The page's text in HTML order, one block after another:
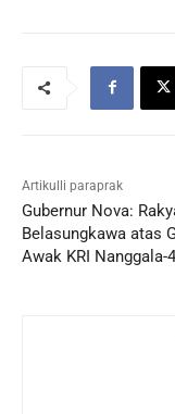
Artikulli paraprak
Gubernur Nova:
Belasungkawa atas
Awak KRI Nanggala-